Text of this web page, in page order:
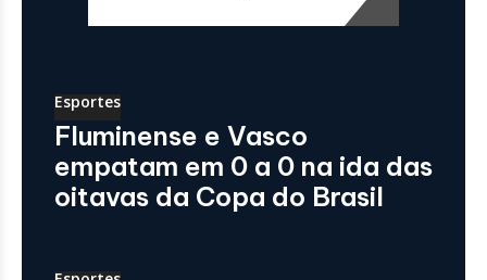
Esportes
Fluminense e Vasco
empatam em 0 a 0 na ida das
oitavas da Copa do Brasil